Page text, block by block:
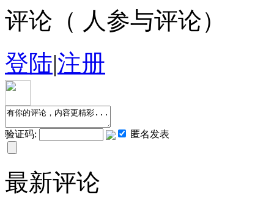
评论（ 人参与评论）
登陆|注册
验证码: 匿名发表
最新评论